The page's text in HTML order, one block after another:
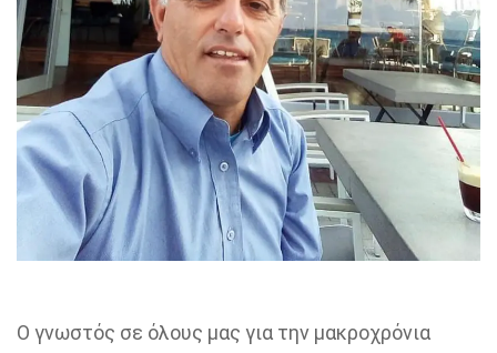
Ο γνωστός σε όλους μας για την μακροχρόνια